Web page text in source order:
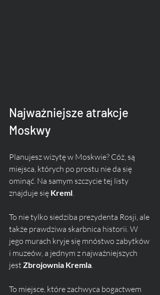
Najważniejsze atrakcje
Moskwy
Planujesz wizytę w Moskwie? Cóż, są
miejsca, których po prostu nie da się
ominąć. Na samym szczycie tej listy
znajduje się Kreml
To nie tylko siedziba prezydenta Rosji, ale
także prawdziwa skarbnica historii. W
jego murach kryje się mnóstwo zabytków
i muzeów, a jednym z najważniejszych
jest Zbrojownia Kremla
To miejsce, które zachwyca bogactwem